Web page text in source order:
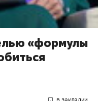
«формулы